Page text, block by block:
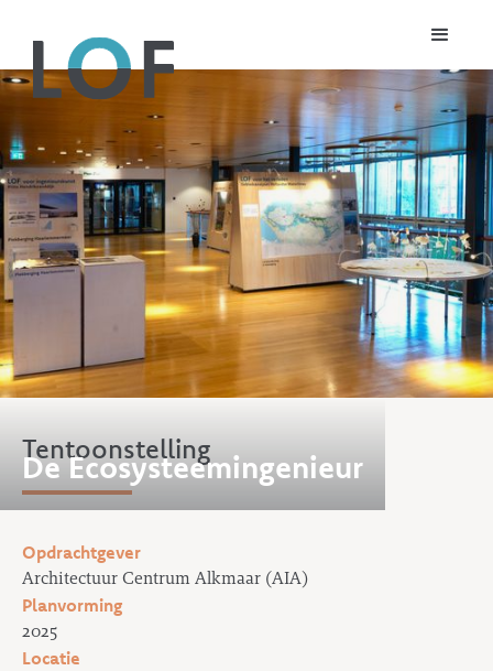
De Ecosysteemingenieur
Tentoonstelling
Opdrachtgever
Architectuur Centrum Alkmaar (AIA)
Planvorming
2025
Locatie